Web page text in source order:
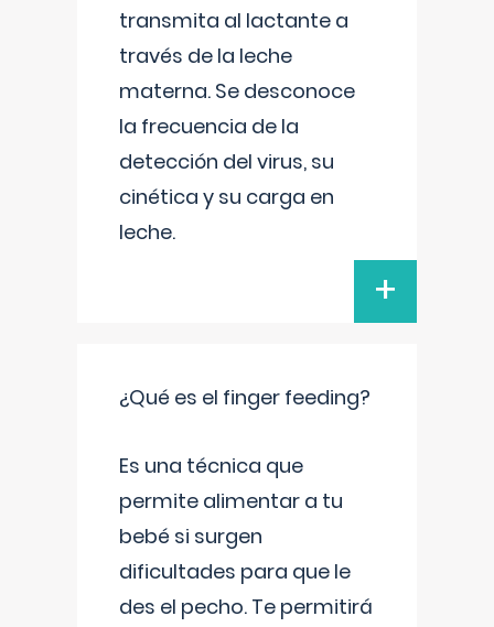
transmita al lactante a
través de la leche
materna. Se desconoce
la frecuencia de la
detección del virus, su
cinética y su carga en
leche.
+
¿Qué es el finger feeding?
Es una técnica que
permite alimentar a tu
bebé si surgen
dificultades para que le
des el pecho. Te permitirá